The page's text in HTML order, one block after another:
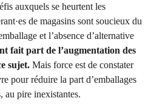
auxquels se heurtent les
de magasins sont soucieux du
et l’absence d’alternative
fait part de l’augmentation des
sujet. Mais force est de constater
pour réduire la part d’emballages
au pire inexistantes.